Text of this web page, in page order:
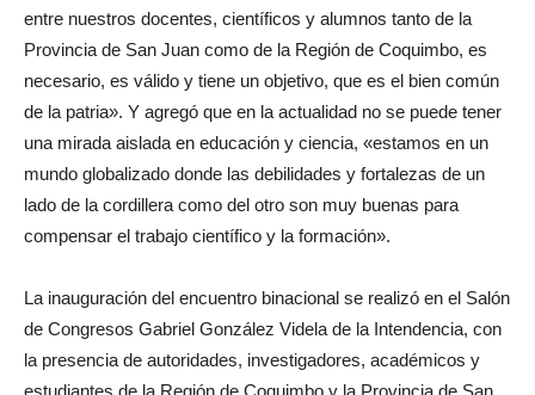
entre nuestros docentes, científicos y alumnos tanto de la
Provincia de San Juan como de la Región de Coquimbo, es
necesario, es válido y tiene un objetivo, que es el bien común
de la patria». Y agregó que en la actualidad no se puede tener
una mirada aislada en educación y ciencia, «estamos en un
mundo globalizado donde las debilidades y fortalezas de un
lado de la cordillera como del otro son muy buenas para
compensar el trabajo científico y la formación».
La inauguración del encuentro binacional se realizó en el Salón
de Congresos Gabriel González Videla de la Intendencia, con
la presencia de autoridades, investigadores, académicos y
estudiantes de la Región de Coquimbo y la Provincia de San